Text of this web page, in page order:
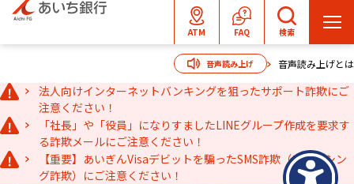
ATM FAQ 検索
メ
ニ
ュ
ー
開
音声読み上げ 音声読み上げとは
法人向けインターネットバンキングを狙ったサポート詐欺にご
注意ください！
「社長」や「役員」になりすましたLINEグループ作成を要求す
る詐欺メールにご注意ください！
【重要】あいぎんVisaデビットを騙ったSMS詐欺（フィッシン
グ詐欺）にご注意ください！